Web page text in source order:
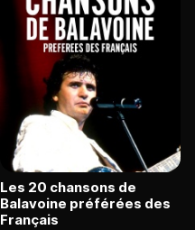
Les 20 chansons de
Balavoine préférées des
Français